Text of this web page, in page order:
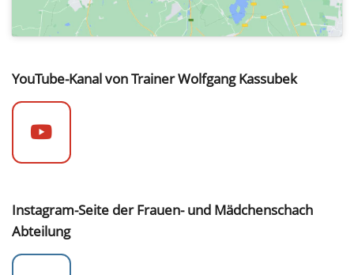
YouTube-Kanal von Trainer Wolfgang Kassubek
Instagram-Seite der Frauen- und Mädchenschach
Abteilung